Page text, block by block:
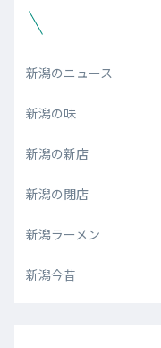
新潟のニュース
新潟の味
新潟の新店
新潟の閉店
新潟ラーメン
新潟今昔